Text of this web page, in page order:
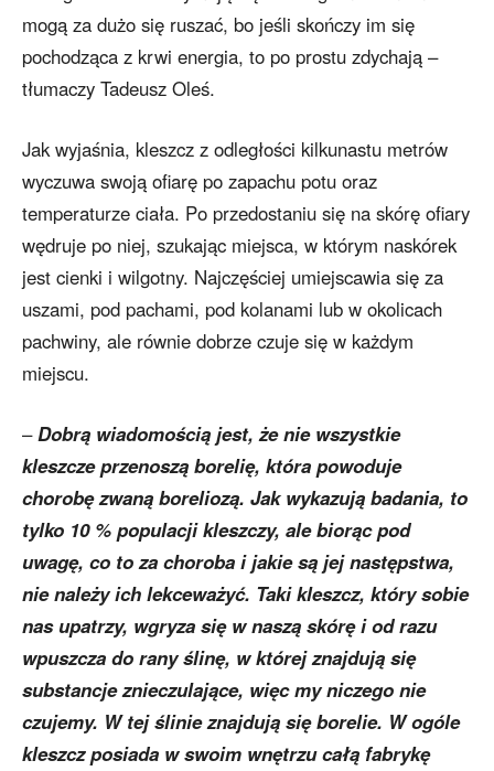
mogą za dużo się ruszać, bo jeśli skończy im się
pochodząca z krwi energia, to po prostu zdychają –
tłumaczy Tadeusz Oleś.
Jak wyjaśnia, kleszcz z odległości kilkunastu metrów
wyczuwa swoją ofiarę po zapachu potu oraz
temperaturze ciała. Po przedostaniu się na skórę ofiary
wędruje po niej, szukając miejsca, w którym naskórek
jest cienki i wilgotny. Najczęściej umiejscawia się za
uszami, pod pachami, pod kolanami lub w okolicach
pachwiny, ale równie dobrze czuje się w każdym
miejscu.
–Dobrą wiadomością jest, że nie wszystkie
kleszcze przenoszą borelię, która powoduje
chorobę zwaną boreliozą. Jak wykazują badania, to
tylko 10 % populacji kleszczy, ale biorąc pod
uwagę, co to za choroba i jakie są jej następstwa,
nie należy ich lekceważyć. Taki kleszcz, który sobie
nas upatrzy, wgryza się w naszą skórę i od razu
wpuszcza do rany ślinę, w której znajdują się
substancje znieczulające, więc my niczego nie
czujemy. W tej ślinie znajdują się borelie. W ogóle
kleszcz posiada w swoim wnętrzu całą fabrykę